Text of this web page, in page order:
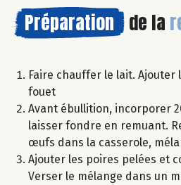
Préparation de la
Faire chauffer le lait. Ajouter
fouet
Avant ébullition, incorporer
laisser fondre en remuant.
œufs dans la casserole,
Ajouter les poires pelées et
Verser le mélange dans un